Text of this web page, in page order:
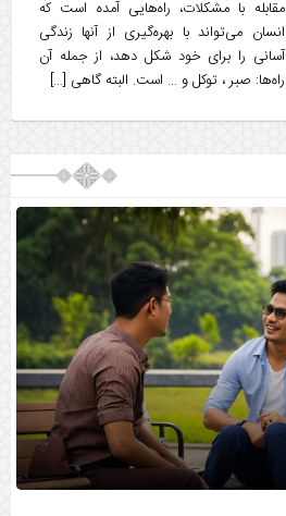
مقابله با مشکلات، راه‌هایی آمده است که
انسان می‌تواند با بهره‌گیری از آنها زندگی
آسانی را برای خود شکل دهد، از جمله آن
راه‌ها: صبر ، توکل و … است. البته گاهی […]